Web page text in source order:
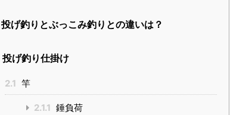
投げ釣りとぶっこみ釣りとの違いは？
投げ釣り仕掛け
2.1 竿
2.1.1 錘負荷